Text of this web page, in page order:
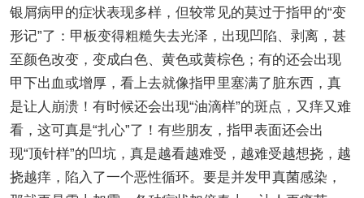
银屑病甲的症状表现多样，但较常见的莫过于指甲的“变
形记”了：甲板变得粗糙失去光泽，出现凹陷、剥离，甚
至颜色改变，变成白色、黄色或黄棕色；有的还会出现
甲下出血或增厚，看上去就像指甲里塞满了脏东西，真
是让人崩溃！有时候还会出现“油滴样”的斑点，又痒又难
看，这可真是“扎心”了！有些朋友，指甲表面还会出
现“顶针样”的凹坑，真是越看越难受，越难受越想挠，越
挠越痒，陷入了一个恶性循环。要是并发甲真菌感染，